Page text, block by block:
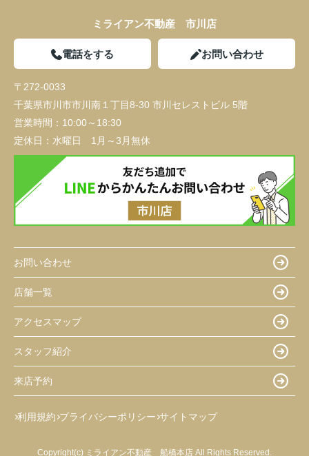
ミライアン不動産 市川店
電話をする お問い合わせ
〒272-0033
千葉県市川市市川南１丁目8-30 市川セレストビル 5階
営業時間： 10:00～18:30
定休日： 水曜日 1月～3月無休
お問い合わせ
店舗一覧
アクセスマップ
スタッフ紹介
来店予約
利用規約 プライバシーポリシー サイトマップ
Copyright(c) ミライアン不動産 船橋本店 All Rights Reserved.